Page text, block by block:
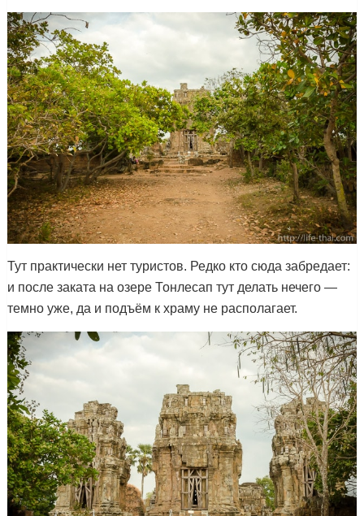
Тут практически нет туристов. Редко кто сюда забредает:
и после заката на озере Тонлесап тут делать нечего —
темно уже, да и подъём к храму не располагает.